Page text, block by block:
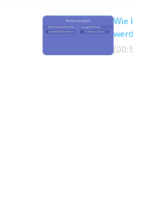
Wie
werden?
(00:58)